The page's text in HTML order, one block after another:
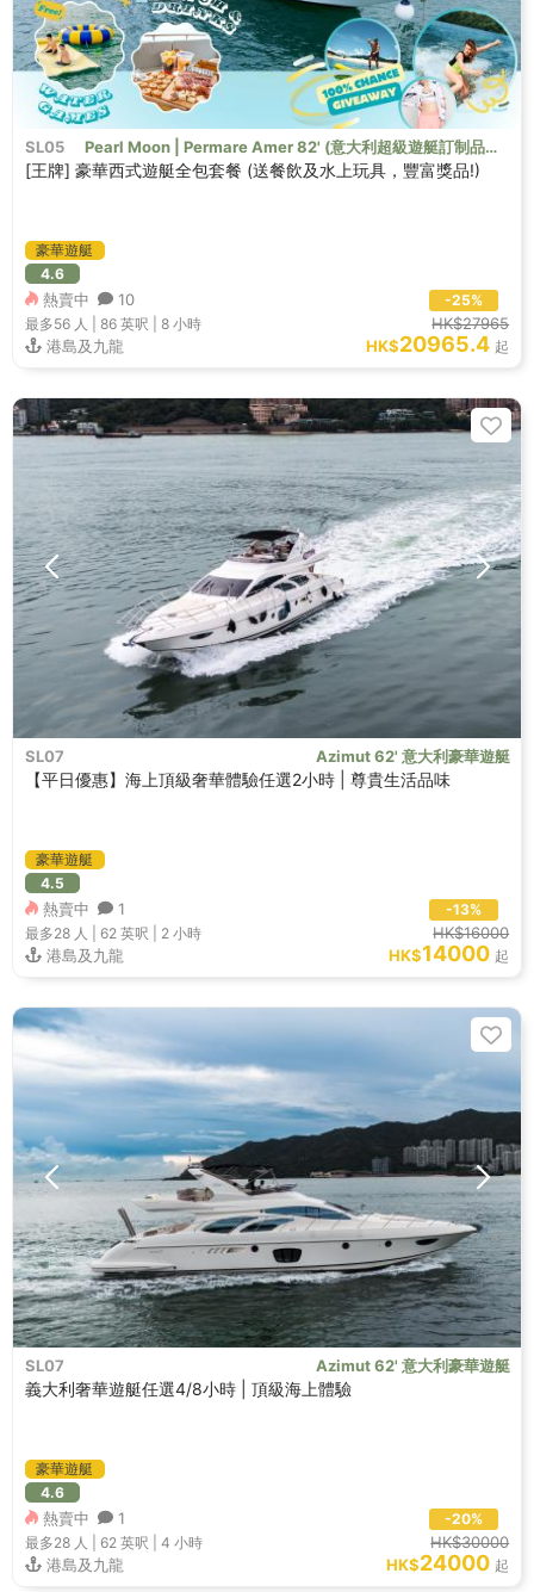
SL05
Pearl Moon | Permare Amer 82' (意大利超級遊艇訂制品
牌）
[王牌] 豪華西式遊艇全包套餐 (送餐飲及水上玩具，豐富獎品!)
豪華遊艇
4.6
熱賣中 10
最多56人 | 86 英呎 8 小時
港島及九龍
-25%
HK$27965
HK$20965.4 起
SL07 Azimut 62' 意大利豪華遊艇
【平日優惠】海上頂級奢華體驗任選2小時 | 尊貴生活品味
豪華遊艇
4.5
熱賣中 1
最多28人 | 62 英呎 2 小時
港島及九龍
-13%
HK$16000
HK$14000 起
SL07 Azimut 62' 意大利豪華遊艇
義大利奢華遊艇任選4/8小時 | 頂級海上體驗
豪華遊艇
4.6
熱賣中 1
最多28人 | 62 英呎 4 小時
港島及九龍
-20%
HK$30000
HK$24000 起